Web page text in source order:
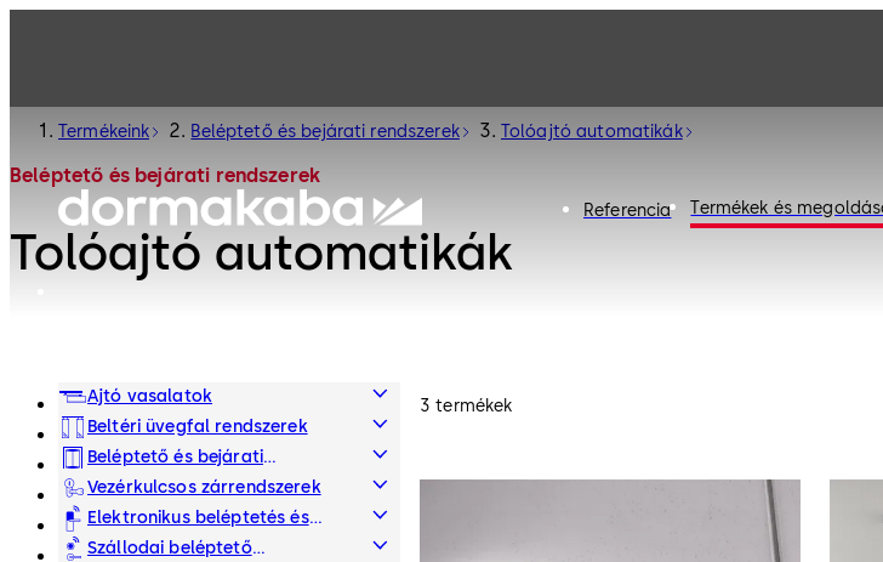
Referencia Termékek és
Termékeink Beléptető és bejárati rendszerek Tolóajtó automatikák
Beléptető és bejárati rendszerek
Tolóajtó automatikák
Ajtó vasalatok
Beltéri üvegfal rendszerek
Beléptető és bejárati
rendszerek
Vezérkulcsos zárrendszerek
Elektronikus beléptetés és
adatkezelés
Szállodai beléptető
3 termékek